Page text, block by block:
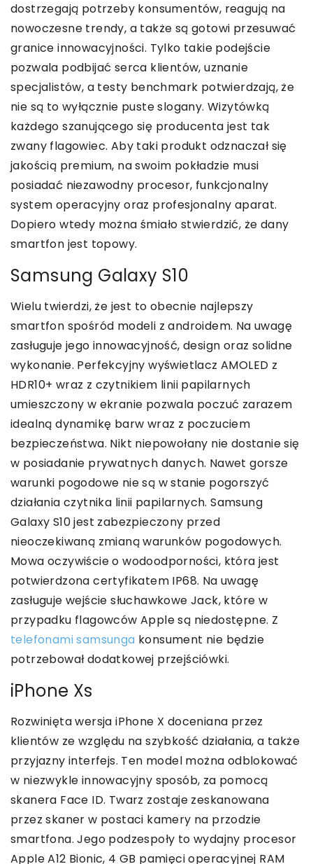
dostrzegają potrzeby konsumentów, reagują na
nowoczesne trendy, a także są gotowi przesuwać
granice innowacyjności. Tylko takie podejście
pozwala podbijać serca klientów, uznanie
specjalistów, a testy benchmark potwierdzają, że
nie są to wyłącznie puste slogany. Wizytówką
każdego szanującego się producenta jest tak
zwany flagowiec. Aby taki produkt odznaczał się
jakością premium, na swoim pokładzie musi
posiadać niezawodny procesor, funkcjonalny
system operacyjny oraz profesjonalny aparat.
Dopiero wtedy można śmiało stwierdzić, że dany
smartfon jest topowy.
Samsung Galaxy S10
Wielu twierdzi, że jest to obecnie najlepszy
smartfon spośród modeli z androidem. Na uwagę
zasługuje jego innowacyjność, design oraz solidne
wykonanie. Perfekcyjny wyświetlacz AMOLED z
HDR10+ wraz z czytnikiem linii papilarnych
umieszczony w ekranie pozwala poczuć zarazem
idealną dynamikę barw wraz z poczuciem
bezpieczeństwa. Nikt niepowołany nie dostanie się
w posiadanie prywatnych danych. Nawet gorsze
warunki pogodowe nie są w stanie pogorszyć
działania czytnika linii papilarnych. Samsung
Galaxy S10 jest zabezpieczony przed
nieoczekiwaną zmianą warunków pogodowych.
Mowa oczywiście o wodoodporności, która jest
potwierdzona certyfikatem IP68. Na uwagę
zasługuje wejście słuchawkowe Jack, które w
przypadku flagowców Apple są niedostępne. Z
telefonami samsunga konsument nie będzie
potrzebował dodatkowej przejściówki.
iPhone Xs
Rozwinięta wersja iPhone X doceniana przez
klientów ze względu na szybkość działania, a także
przyjazny interfejs. Ten model można odblokować
w niezwykle innowacyjny sposób, za pomocą
skanera Face ID. Twarz zostaje zeskanowana
przez skaner w postaci kamery na przodzie
smartfona. Jego podzespoły to wydajny procesor
Apple A12 Bionic, 4 GB pamięci operacyjnej RAM